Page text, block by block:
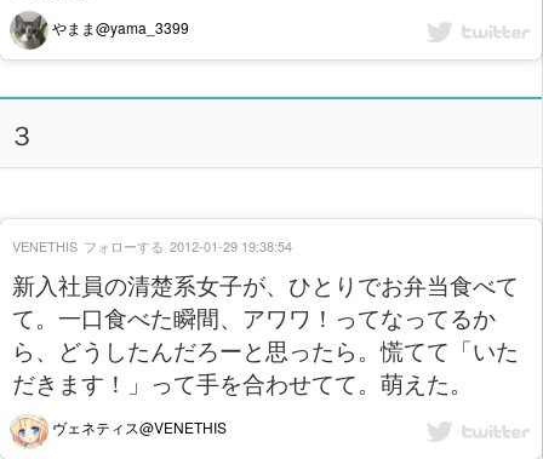
やまま@yama_3399
３
新入社員の清楚系女子が、ひとりでお弁当食べて
て。一口食べた瞬間、アワワ！ってなってるか
ら、どうしたんだろーと思ったら。慌てて「いた
だきます！」って手を合わせてて。萌えた。
ヴェネティス@VENETHIS
VENETHIS フォローする 2012-01-29 19:38:54